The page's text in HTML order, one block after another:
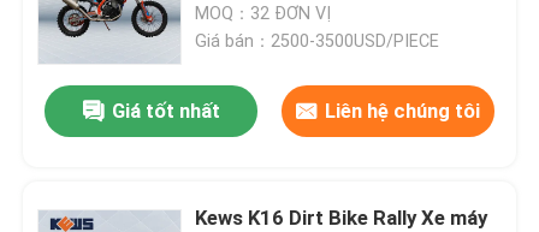
MOQ：32 ĐƠN VỊ
Giá bán：2500-3500USD/PIECE
Giá tốt nhất Liên hệ chúng tôi
Kews K16 Dirt Bike Rally Xe máy